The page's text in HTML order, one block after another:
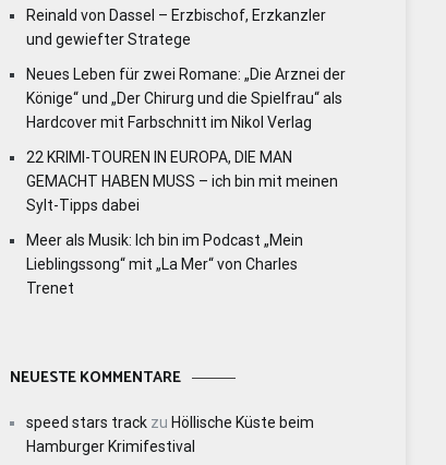
Reinald von Dassel – Erzbischof, Erzkanzler
und gewiefter Stratege
Neues Leben für zwei Romane: „Die Arznei der
Könige“ und „Der Chirurg und die Spielfrau“ als
Hardcover mit Farbschnitt im Nikol Verlag
22 KRIMI-TOUREN IN EUROPA, DIE MAN
GEMACHT HABEN MUSS – ich bin mit meinen
Sylt-Tipps dabei
Meer als Musik: Ich bin im Podcast „Mein
Lieblingssong“ mit „La Mer“ von Charles
Trenet
NEUESTE KOMMENTARE
speed stars track zu Höllische Küste beim
Hamburger Krimifestival